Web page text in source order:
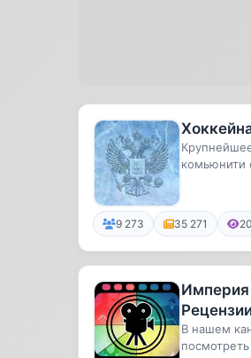
комьюнити
9 273 35 271 20
Империя
В нашем